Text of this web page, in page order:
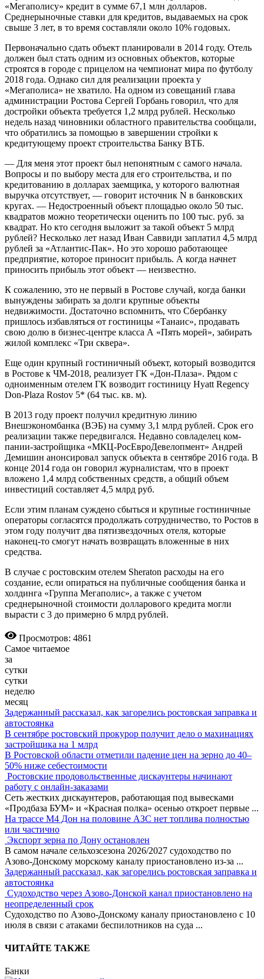
«Мегаполису» кредит в сумме 67,1 млн долларов.
Среднерыночные ставки для кредитов, выдаваемых на срок
свыше 3 лет, в то время составляли около 10% годовых.
Первоначально сдать объект планировали в 2014 году. Отель
должен был стать одним из основных объектов, которые
строятся в городе с прицелом на чемпионат мира по футболу
2018 года. Однако сил для реализации проекта у
«Мегаполиса» не хватило. На одном из совещаний глава
админист­рации Ростова Сергей Горбань говорил, что для
достройки объекта требуется 1,2 млрд рублей. Несколько
недель назад чиновники областного правительства сообщали,
что обратились за помощью в завершении стройки к
кредитующему проект строительства Банку ВТБ.
— Для меня этот проект был непонятным с самого начала.
Вопросы и по выбору места для его строительства, и по
кредитованию в долларах заемщика, у которого валютная
выручка отсутствует, — говорит источник N в банковских
кругах. — Недостроенный объект площадью около 50 тыс.
квадратов можно теоретически оценить по 100 тыс. руб. за
квадрат. Но кто сегодня выложит за такой объект 5 млрд
рублей? Несколько лет назад Иван Саввиди заплатил 4,5 млрд
рублей за «Ат­лан­тис-Пак». Но это хорошо работающее
предприятие, которое приносит прибыль. А когда начнет
приносить прибыль этот объект — неизвестно.
К сожалению, это не первый в Ростове случай, когда банки
вынуждены забирать за долги крупные объекты
недвижимости. Достаточно вспомнить, что Сбербанку
пришлось избавляться от гостиницы «Танаис», продавать
свою долю в бизнес-центре класса А «Пять морей», забирать
жилой комплекс «Три сквера».
Еще один крупный гостиничный объект, который возводится
в Ростове к ЧМ-2018, реализует ГК «Дон-Плаза». Рядом с
одноименным отелем ГК возводит гостиницу Hyatt Regency
Don-Plaza Rostov 5* (64 тыс. кв. м).
В 2013 году проект получил кредитную линию
Внешэкономбанка (ВЭБ) на сумму 3,1 млрд рублей. Срок его
реализации также передвигался. Недавно совладелец ком­
пании-застройщика «МКЦ-Рос­ЕвроДевелопмент» Андрей
Демишин анонсировал запуск объекта в сентябре 2016 года. В
конце 2014 года он говорил журналистам, что в проект
вложено 1,4 млрд собственных средств, а общий объем
инвестиций составляет 4,5 млрд руб.
Если этим планам суждено сбыться и крупные гостиничные
операторы согласятся продолжать сотрудничес­т­во, то Ростов в
этом году получит два пятизвездочных отеля, которые
наконец-то смогут начать возвращать вложенные в них
средства.
В случае с ростовским отелем Sheratоn расходы на его
создание, если опираться на публичные сообщения банка и
холдинга «Группа Мегаполис», а также с учетом
среднерыночной стоимости долларового кредита могли
вырасти с 3 до примерно 6 млрд рублей.
Просмотров: 4861
Самое читаемое
за
сутки
сутки
неделю
месяц
Задержанный рассказал, как загорелись ростовская заправка и
автостоянка
В сентябре ростовский прокурор получит дело о махинациях
застройщика на 1 млрд
В Ростовской области отметили падение цен на зерно до 40–
50% ниже себестоимости
Ростовские продовольственные дискаунтеры начинают
работу с онлайн-заказами
Сеть жестких дискаунтеров, работающая под вывесками
«Продбаза БУМ» и «Красная полка» осенью откроет первые ...
На трассе М4 Дон на половине АЗС нет топлива полностью
или частично
Экспорт зерна по Дону остановлен
В самом начале сельхозсезона 2026/2027 судоходство по
Азово-Донскому морскому каналу приостановлено из-за ...
Задержанный рассказал, как загорелись ростовская заправка и
автостоянка
Судоходство через Азово-Донской канал приостановлено на
неопределенный срок
Судоходство по Азово-Донскому каналу приостановлено с 10
июля в связи с атаками беспилотников на суда ...
ЧИТАЙТЕ ТАКЖЕ
Банки